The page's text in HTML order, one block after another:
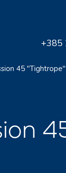
+385
45 "Tightrope"